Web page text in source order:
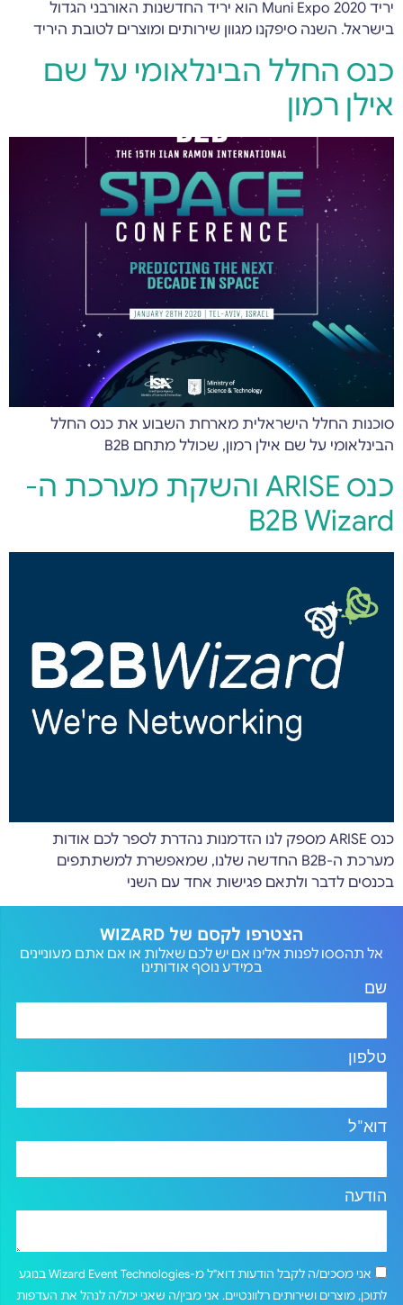
יריד Muni Expo 2020 הוא יריד החדשנות האורבני הגדול
בישראל. השנה סיפקנו מגוון שירותים ומוצרים לטובת היריד
כנס החלל הבינלאומי על שם
אילן רמון
סוכנות החלל הישראלית מארחת השבוע את כנס החלל
הבינלאומי על שם אילן רמון, שכולל מתחם B2B
כנס ARISE והשקת מערכת ה-
B2B Wizard
כנס ARISE מספק לנו הזדמנות נהדרת לספר לכם אודות
מערכת ה-B2B החדשה שלנו, שמאפשרת למשתתפים
בכנסים לדבר ולתאם פגישות אחד עם השני
הצטרפו לקסם של WIZARD
אל תהססו לפנות אלינו אם יש לכם שאלות או אם אתם מעוניינים
במידע נוסף אודותינו
שם
טלפון
דוא"ל
הודעה
אני מסכים/ה לקבל הודעות דוא"ל מ-Wizard Event Technologies בנוגע
לתוכן, מוצרים ושירותים רלוונטיים. אני מבין/ה שאני יכול/ה לנהל את העדפות